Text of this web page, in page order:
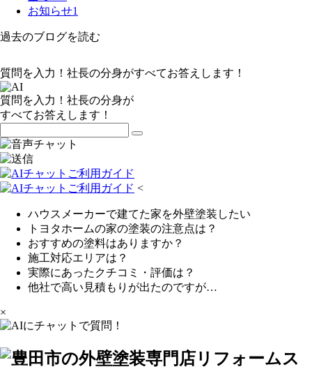
お知らせ1
過去のブログを読む
質問を入力！社長の分身がすべてお答えします！
質問を入力！社長の分身が
すべてお答えします！
<
ハウスメーカーで建てた家を外壁塗装したい
トヨタホームの家の塗装の注意点は？
おすすめの塗料はありますか？
施工対応エリアは？
実際にあったクチコミ・評価は？
他社で高い見積もりが出たのですが…
×